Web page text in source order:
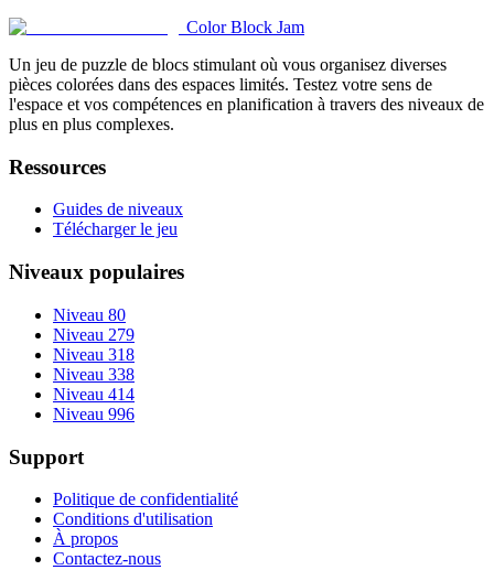
Color Block Jam
Un jeu de puzzle de blocs stimulant où vous organisez diverses
pièces colorées dans des espaces limités. Testez votre sens de
l'espace et vos compétences en planification à travers des niveaux de
plus en plus complexes.
Ressources
Guides de niveaux
Télécharger le jeu
Niveaux populaires
Niveau 80
Niveau 279
Niveau 318
Niveau 338
Niveau 414
Niveau 996
Support
Politique de confidentialité
Conditions d'utilisation
À propos
Contactez-nous